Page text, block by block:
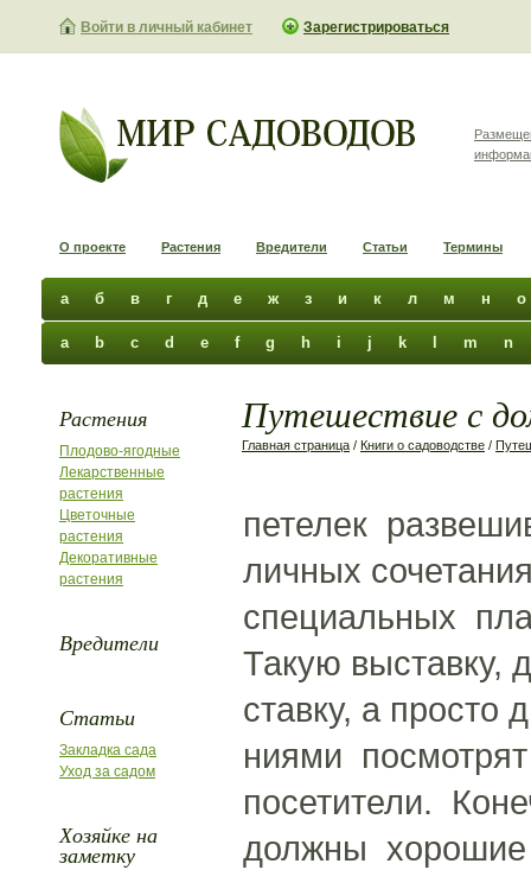
Войти в личный кабинет Зарегистрироваться
О проекте Растения Вредители Статьи Термины
а б в г д е ж з и к л м н о
a b c d e f g h i j k m n
Растения
Плодово-ягодные
Лекарственные
растения
Цветочные
растения
Декоративные
растения
Вредители
Статьи
Закладка сада
Уход за садом
Хозяйке на
заметку
Путешествие с
Главная страница / Книги о садоводстве /
петелек
личных
специальных
Такую выставку,
ставку, а просто
ниями
посетители.
должны хорошие